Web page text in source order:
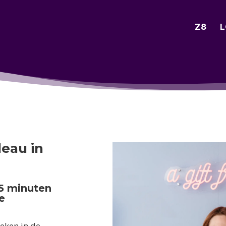
Z8
in
minuten